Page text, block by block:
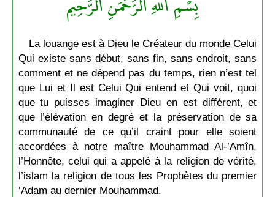
La louange est à Dieu le Créateur du monde Celui
Qui existe sans début, sans fin, sans endroit, sans
comment et ne dépend pas du temps, rien n’est tel
que Lui et Il est Celui Qui entend et Qui voit, quoi
que tu puisses imaginer Dieu en est différent, et
que l’élévation en degré et la préservation de sa
communauté de ce qu’il craint pour elle soient
accordées à notre maître Mouḥammad Al-’Amîn,
l’Honnête, celui qui a appelé à la religion de vérité,
l’islam la religion de tous les Prophètes du premier
‘Adam au dernier Mouḥammad.